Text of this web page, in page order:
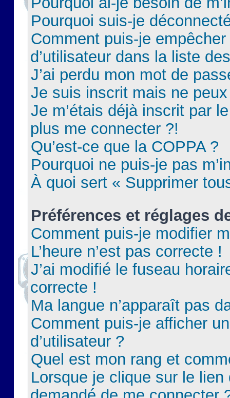
Pourquoi suis-je
Comment puis-je
d’utilisateur dans la liste
J’ai perdu mon mot de
Je suis inscrit mais ne
Je m’étais déjà inscrit par
plus me connecter ?!
Qu’est-ce que la COPPA ?
Pourquoi ne puis-je pas
À quoi sert « Supprimer
Préférences et réglages
Comment puis-je modifier
L’heure n’est pas correcte !
J’ai modifié le fuseau
correcte !
Ma langue n’apparaît pas
Comment puis-je afficher
d’utilisateur ?
Quel est mon rang et
Lorsque je clique sur le lien